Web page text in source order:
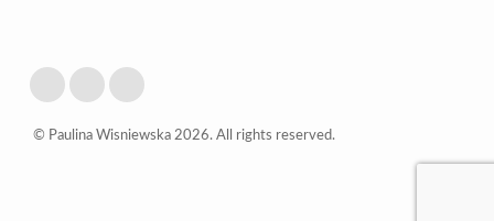
© Paulina Wisniewska 2026. All rights reserved.